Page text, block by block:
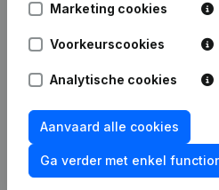
Eigen
Brutomarge 65.587 €
Publicatiesvan J.K. Diam
Marketing cookies
Voorkeurscookies
Analytische cookies
Aanvaard alle cookies
Ga verder met enkel